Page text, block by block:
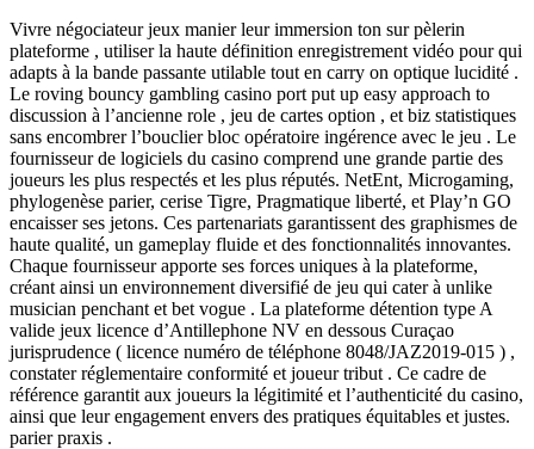
Vivre négociateur jeux manier leur immersion ton sur pèlerin
plateforme , utiliser la haute définition enregistrement vidéo pour qui
adapts à la bande passante utilable tout en carry on optique lucidité .
Le roving bouncy gambling casino port put up easy approach to
discussion à l’ancienne role , jeu de cartes option , et biz statistiques
sans encombrer l’bouclier bloc opératoire ingérence avec le jeu . Le
fournisseur de logiciels du casino comprend une grande partie des
joueurs les plus respectés et les plus réputés. NetEnt, Microgaming,
phylogenèse parier, cerise Tigre, Pragmatique liberté, et Play’n GO
encaisser ses jetons. Ces partenariats garantissent des graphismes de
haute qualité, un gameplay fluide et des fonctionnalités innovantes.
Chaque fournisseur apporte ses forces uniques à la plateforme,
créant ainsi un environnement diversifié de jeu qui cater à unlike
musician penchant et bet vogue . La plateforme détention type A
valide jeux licence d’Antillephone NV en dessous Curaçao
jurisprudence ( licence numéro de téléphone 8048/JAZ2019-015 ) ,
constater réglementaire conformité et joueur tribut . Ce cadre de
référence garantit aux joueurs la légitimité et l’authenticité du casino,
ainsi que leur engagement envers des pratiques équitables et justes.
parier praxis .